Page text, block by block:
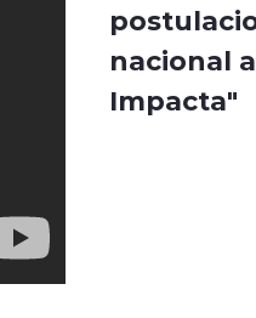
nacional
Impacta"